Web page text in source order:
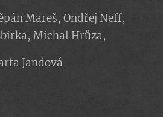
Mareš, Ondřej Neff,
Michal Hrůza,
Jandová